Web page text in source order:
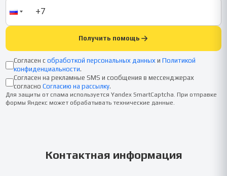
Получить помощь
Согласен с обработкой персональных данных и Политикой
конфиденциальности.
Согласен на рекламные SMS и сообщения в мессенджерах
согласно Согласию на рассылку.
Для защиты от спама используется Yandex SmartCaptcha. При отправке
формы Яндекс может обрабатывать технические данные.
Контактная информация